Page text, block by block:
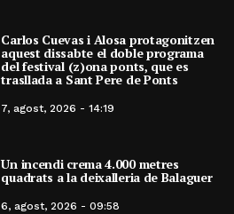
Carlos Cuevas i Alosa protagonitzen
aquest dissabte el doble programa
del festival (z)ona ponts, que es
trasllada a Sant Pere de Ponts
7, agost, 2026 - 14:19
Un incendi crema 4.000 metres
quadrats a la deixalleria de Balaguer
6, agost, 2026 - 09:58